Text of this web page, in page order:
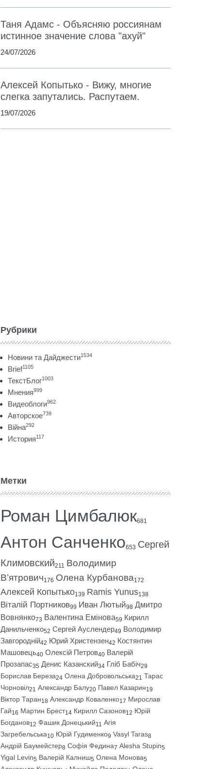
Таня Адамс - Объясняю россиянам
истинное значение слова "ахуй"
24/07/2026
Алексей Копытько - Вижу, многие
слегка запутались. Распутаем.
19/07/2026
Рубрики
Новини та Дайджести1534
Brief1105
ТекстБлог1003
Мнения999
Видеоблоги962
Авторское739
Війна292
История117
Метки
Роман Цимбалюк681
Антон Санченко653 Сергей
Климовский211 Володимир
В’ятрович176 Олена Курбанова172
Алексей Копытько139 Ramis Yunus138
Віталій Портников99 Иван Лютый98 Дмитро
Вовнянко73 Валентина Емінова59 Кирилл
Данильченко52 Сергей Ауслендер49 Володимир
Завгородній42 Юрий Христензен42 Костянтин
Машовець40 Олексій Петров40 Валерій
Прозапас35 Денис Казанский34 Гліб Бабіч29
Борислав Береза24 Олена Добровольська21 Тарас
Чорновіл21 Александр Балу20 Павел Казарин19
Віктор Таран18 Александр Коваленко17 Мирослав
Гай16 Мартин Брест14 Кирилл Сазонов12 Юрій
Богданов12 Фашик Донецький11 Агія
Загребельська10 Юрій Гудименко9 Vasyl Taras8
Андрій Баумейстер8 Софія Федина7 Alesha Stupin5
Yigal Levin5 Валерій Калниш5 Олена Монова5